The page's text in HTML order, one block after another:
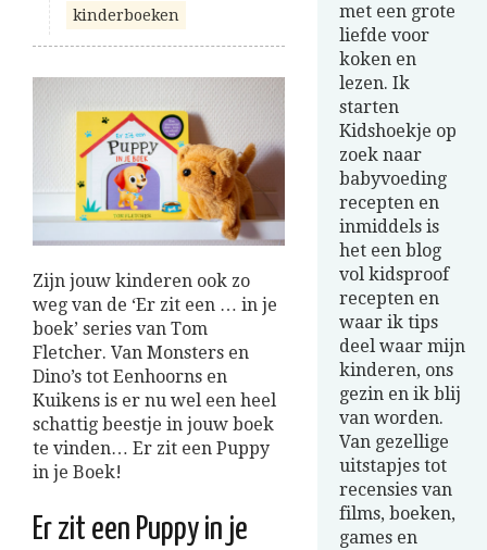
kinderboeken
Zijn jouw kinderen ook zo
weg van de ‘Er zit een … in je
boek’ series van Tom
Fletcher. Van Monsters en
Dino’s tot Eenhoorns en
Kuikens is er nu wel een heel
schattig beestje in jouw boek
te vinden… Er zit een Puppy
in je Boek!
Er zit een Puppy in je
met een grote
liefde voor
koken en
lezen. Ik
starten
Kidshoekje op
zoek naar
babyvoeding
recepten en
inmiddels is
het een blog
vol kidsproof
recepten en
waar ik tips
deel waar mijn
kinderen, ons
gezin en ik blij
van worden.
Van gezellige
uitstapjes tot
recensies van
films, boeken,
games en